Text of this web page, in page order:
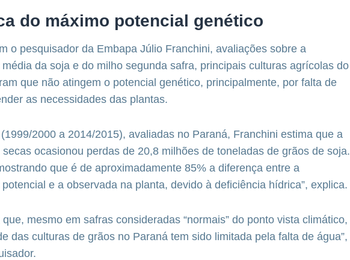
do máximo potencial genético
o pesquisador da Embapa Júlio Franchini, avaliações sobre a
da soja e do milho segunda safra, principais culturas agrícolas do
que não atingem o potencial genético, principalmente, por falta de
as necessidades das plantas.
2000 a 2014/2015), avaliadas no Paraná, Franchini estima que a
ocasionou perdas de 20,8 milhões de toneladas de grãos de soja.
que é de aproximadamente 85% a diferença entre a
e a observada na planta, devido à deficiência hídrica”, explica.
que, mesmo em safras consideradas “normais” do ponto vista climático,
das culturas de grãos no Paraná tem sido limitada pela falta de água”,